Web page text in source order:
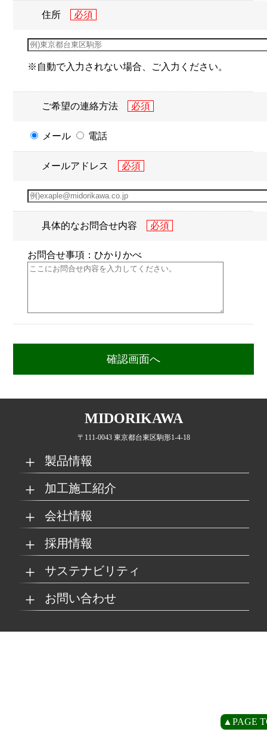
▲PAGE
住所
※自動で入力されない場合、ご入力ください。
ご希望の連絡方法
メール 電話
メールアドレス
具体的なお問合せ内容
お問合せ事項：ひかりかべ
MIDORIKAWA
〒111-0043 東京都台東区駒形1-4-18
製品情報
MKブランド製品 新商品紹介
取扱製品情報
SDSダウンロード
加工施工紹介
グループの総合力 乗り物
工場
環境 商業施設
会社情報
会社概要 経営理念
沿革
採用情報
マイナビ採用ページ
サステナビリティ
リサイクルへの取り組
SDGsへの取り組み
お問い合わせ